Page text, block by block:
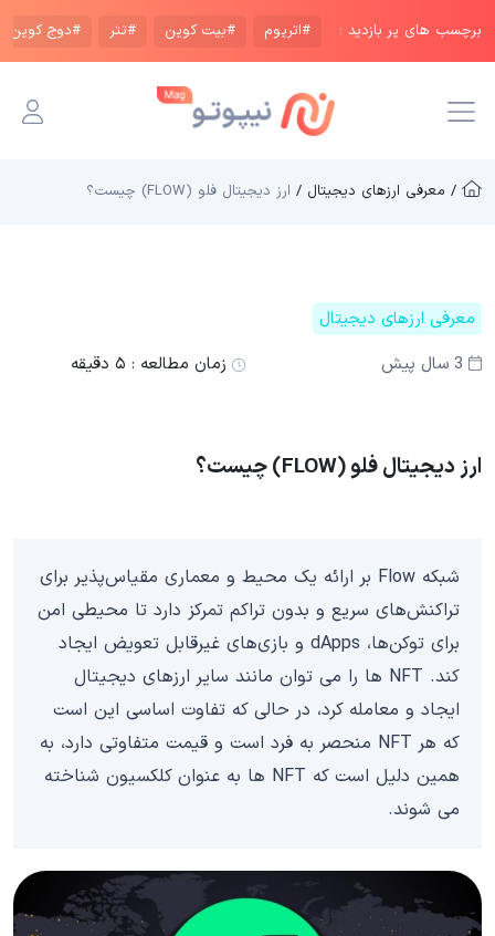
برچسب های پر بازدید : #اتریوم #بیت کوین #تتر #دوج کوین
/ معرفی ارزهای دیجیتال / ارز دیجیتال فلو (FLOW) چیست؟
معرفی ارزهای دیجیتال
3 سال پیش
زمان مطالعه : ۵ دقیقه
ارز دیجیتال فلو (FLOW) چیست؟
شبکه Flow بر ارائه یک محیط و معماری مقیاس‌پذیر برای
تراکنش‌های سریع و بدون تراکم تمرکز دارد تا محیطی امن
برای توکن‌ها، dApps و بازی‌های غیرقابل تعویض ایجاد
کند. NFT ها را می توان مانند سایر ارزهای دیجیتال
ایجاد و معامله کرد، در حالی که تفاوت اساسی این است
که هر NFT منحصر به فرد است و قیمت متفاوتی دارد، به
همین دلیل است که NFT ها به عنوان کلکسیون شناخته
می شوند.